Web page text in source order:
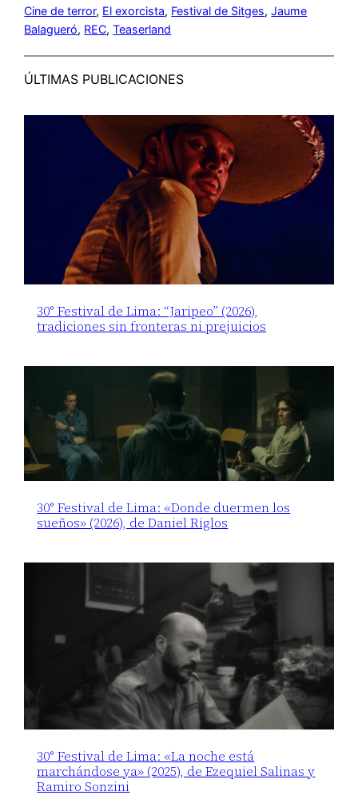
Cine de terror, El exorcista, Festival de Sitges, Jaume
Balagueró, REC, Teaserland
ÚLTIMAS PUBLICACIONES
30° Festival de Lima: “Jaripeo” (2026),
tradiciones sin fronteras ni prejuicios
30° Festival de Lima: «Donde duermen los
sueños» (2026), de Daniel Riglos
30° Festival de Lima: «La noche está
marchándose ya» (2025), de Ezequiel Salinas y
Ramiro Sonzini